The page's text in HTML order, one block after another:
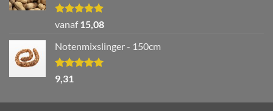
Waardering
uit 5
vanaf15,08
Notenmixslinger - 150cm
Waardering
5.00
9,31